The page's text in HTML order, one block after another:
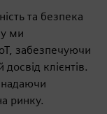
та безпека
ми
забезпечуючи
клієнтів.
надаючи
ринку.